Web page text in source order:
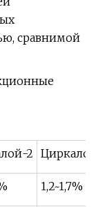
сравнимой
2
1,2~1,7%